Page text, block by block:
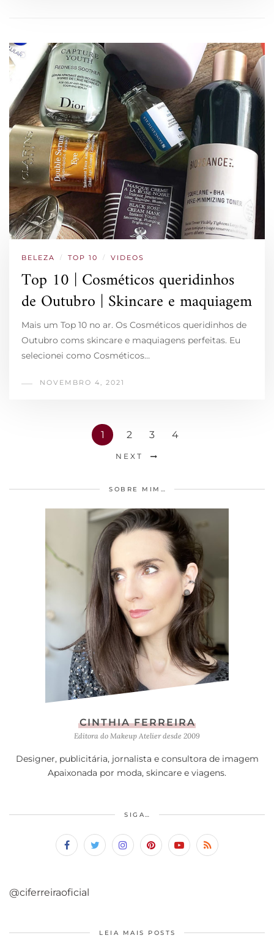
BELEZA / TOP 10 / VIDEOS
Top 10 | Cosméticos queridinhos
de Outubro | Skincare e maquiagem
Mais um Top 10 no ar. Os Cosméticos queridinhos de
Outubro coms skincare e maquiagens perfeitas. Eu
selecionei como Cosméticos…
NOVEMBRO 4, 2021
1 2 3 4
NEXT
SOBRE MIM…
CINTHIA FERREIRA
Editora do Makeup Atelier desde 2009
Designer, publicitária, jornalista e consultora de imagem
Apaixonada por moda, skincare e viagens.
SIGA…
@ciferreiraoficial
LEIA MAIS POSTS